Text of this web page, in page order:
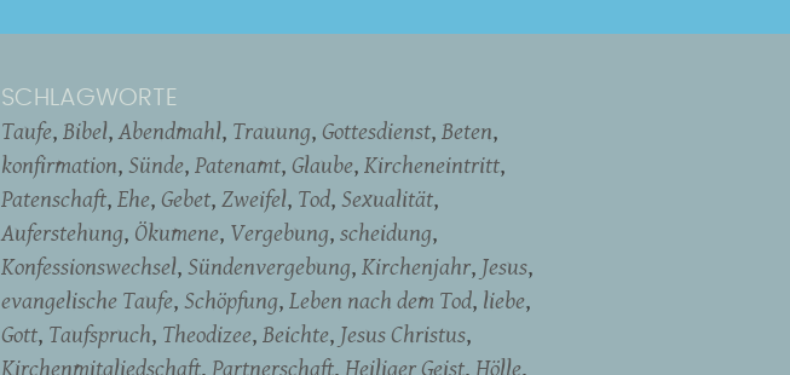
SCHLAGWORTE
Taufe Bibel Abendmahl Trauung Gottesdienst Beten
konfirmation Sünde Patenamt Glaube Kircheneintritt
Patenschaft Ehe Gebet Zweifel Tod Sexualität
Auferstehung Ökumene Vergebung scheidung
Konfessionswechsel Sündenvergebung Kirchenjahr Jesus
evangelische Taufe Schöpfung Leben nach dem Tod liebe
Gott Taufspruch Theodizee Beichte Jesus Christus
Kirchenmitgliedschaft Partnerschaft Heiliger Geist Hölle